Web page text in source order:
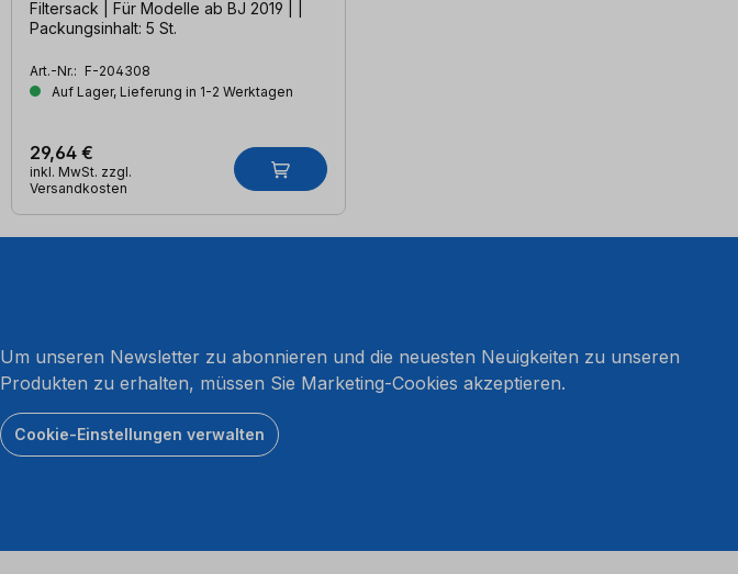
Filtersack | Für Modelle ab BJ 2019 | |
Packungsinhalt: 5 St.
Art.-Nr.: F-204308
Auf Lager, Lieferung in 1-2 Werktagen
29,64 €
inkl. MwSt. zzgl.
Versandkosten
Um unseren Newsletter zu abonnieren und die neuesten Neuigkeiten zu unseren
Produkten zu erhalten, müssen Sie Marketing-Cookies akzeptieren.
Cookie-Einstellungen verwalten